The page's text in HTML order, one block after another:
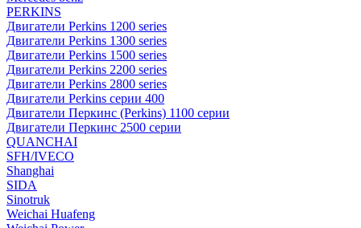
PERKINS
Двигатели Perkins 1200 series
Двигатели Perkins 1300 series
Двигатели Perkins 1500 series
Двигатели Perkins 2200 series
Двигатели Perkins 2800 series
Двигатели Perkins серии 400
Двигатели Перкинс (Perkins) 1100 серии
Двигатели Перкинс 2500 серии
QUANCHAI
SFH/IVECO
Shanghai
SIDA
Sinotruk
Weichai Huafeng